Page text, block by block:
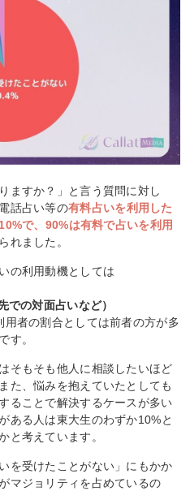
ますか？」と言う質問に対し
話占い等の有料占いを利用した
で、90%は有料で占いを利用
れました。
の利用動機としては
での対面占いなど）
者の割合としては前者の方が多
す。
そもそも他人に相談したいほど
た、悩みを抱えていたとしても
ることで解決するケースが多い
ある人は東大生のわずか10%と
と考えています。
を受けたことがない」にもかか
マジョリティを占めているの